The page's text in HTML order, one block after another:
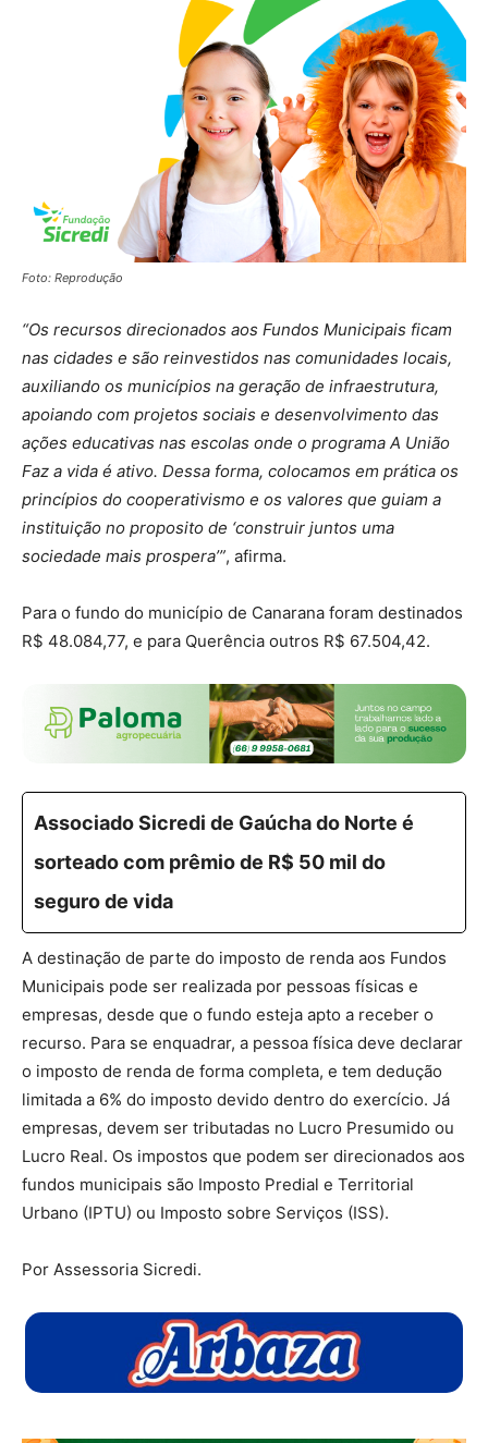
Foto: Reprodução
“Os recursos direcionados aos Fundos Municipais ficam
nas cidades e são reinvestidos nas comunidades locais,
auxiliando os municípios na geração de infraestrutura,
apoiando com projetos sociais e desenvolvimento das
ações educativas nas escolas onde o programa A União
Faz a vida é ativo. Dessa forma, colocamos em prática os
princípios do cooperativismo e os valores que guiam a
instituição no proposito de ‘construir juntos uma
sociedade mais prospera’”, afirma.
Para o fundo do município de Canarana foram destinados
R$ 48.084,77, e para Querência outros R$ 67.504,42.
Associado Sicredi de Gaúcha do Norte é
sorteado com prêmio de R$ 50 mil do
seguro de vida
A destinação de parte do imposto de renda aos Fundos
Municipais pode ser realizada por pessoas físicas e
empresas, desde que o fundo esteja apto a receber o
recurso. Para se enquadrar, a pessoa física deve declarar
o imposto de renda de forma completa, e tem dedução
limitada a 6% do imposto devido dentro do exercício. Já
empresas, devem ser tributadas no Lucro Presumido ou
Lucro Real. Os impostos que podem ser direcionados aos
fundos municipais são Imposto Predial e Territorial
Urbano (IPTU) ou Imposto sobre Serviços (ISS).
Por Assessoria Sicredi.